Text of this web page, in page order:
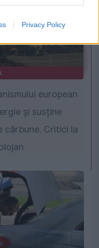
Privacy Policy
european
și susține
cărbune. Critici la